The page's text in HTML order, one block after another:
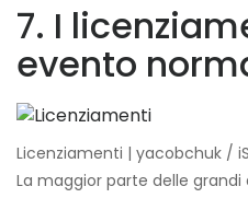
7. I
evento
Licenziamenti | yacobchuk /
La maggior parte delle